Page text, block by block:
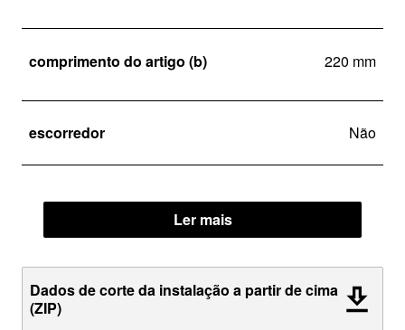
comprimento do artigo (b) 220 mm
escorredor Não
Ler mais
Dados de corte da instalação a partir de cima
(ZIP)